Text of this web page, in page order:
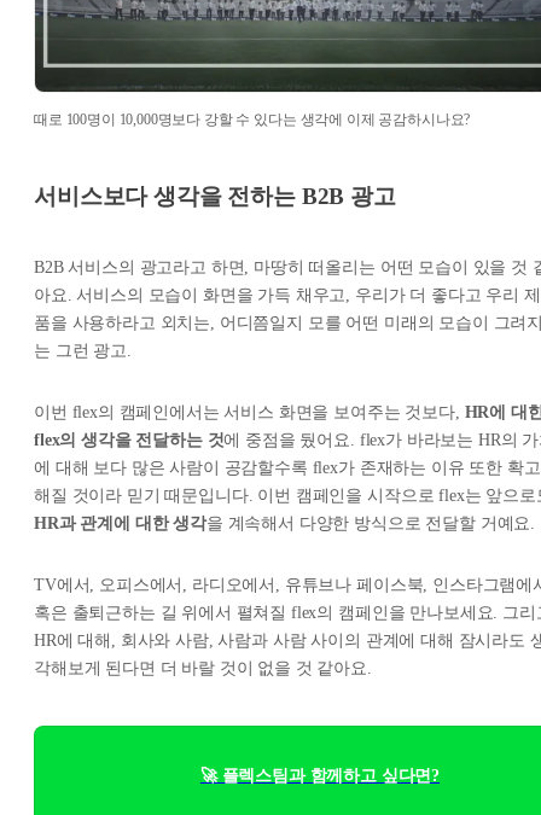
때로 100명이 10,000명보다 강할 수 있다는 생각에 이제 공감하시나요?
서비스보다 생각을 전하는 B2B 광고
B2B 서비스의 광고라고 하면, 마땅히 떠올리는 어떤 모습이 있을 것
아요. 서비스의 모습이 화면을 가득 채우고, 우리가 더 좋다고 우리 제
품을 사용하라고 외치는, 어디쯤일지 모를 어떤 미래의 모습이 그려
는 그런 광고.
이번 flex의 캠페인에서는 서비스 화면을 보여주는 것보다, HR에 대
flex의 생각을 전달하는 것에 중점을 뒀어요. flex가 바라보는 HR의
에 대해 보다 많은 사람이 공감할수록 flex가 존재하는 이유 또한 확고
해질 것이라 믿기 때문입니다. 이번 캠페인을 시작으로 flex는 앞으로
HR과 관계에 대한 생각을 계속해서 다양한 방식으로 전달할 거예요.
TV에서, 오피스에서, 라디오에서, 유튜브나 페이스북, 인스타그램에
혹은 출퇴근하는 길 위에서 펼쳐질 flex의 캠페인을 만나보세요. 그리
HR에 대해, 회사와 사람, 사람과 사람 사이의 관계에 대해 잠시라도
각해보게 된다면 더 바랄 것이 없을 것 같아요.
🚀 플렉스팀과 함께하고 싶다면?